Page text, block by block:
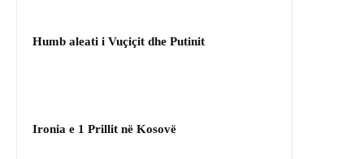
Humb aleati i Vuçiçit dhe Putinit
Ironia e 1 Prillit në Kosovë